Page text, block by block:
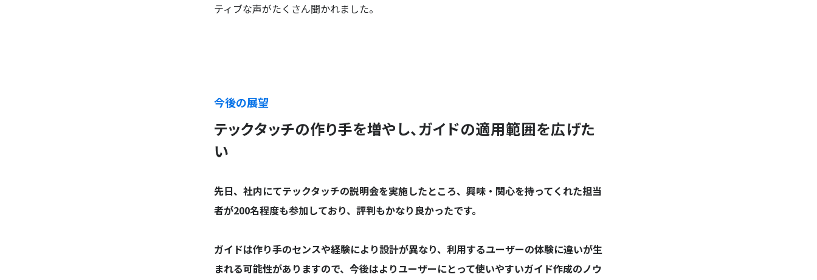
ティブな声がたくさん聞かれました。
今後の展望
テックタッチの作り手を増やし、 ガイドの適用範囲を広げた
い
先日、社内にてテックタッチの説明会を実施したところ、興味・関心を持ってくれた担当
者が200名程度も参加しており、評判もかなり良かったです。
ガイドは作り手のセンスや経験により設計が異なり、利用するユーザーの体験に違いが生
まれる可能性がありますので、今後はよりユーザーにとって使いやすいガイド作成のノウ